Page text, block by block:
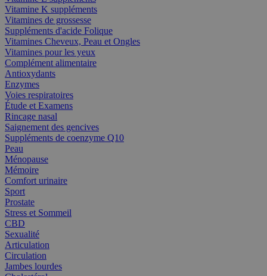
Vitamine K suppléments
Vitamines de grossesse
Suppléments d'acide Folique
Vitamines Cheveux, Peau et Ongles
Vitamines pour les yeux
Complément alimentaire
Antioxydants
Enzymes
Voies respiratoires
Étude et Examens
Rincage nasal
Saignement des gencives
Suppléments de coenzyme Q10
Peau
Ménopause
Mémoire
Comfort urinaire
Sport
Prostate
Stress et Sommeil
CBD
Sexualité
Articulation
Circulation
Jambes lourdes